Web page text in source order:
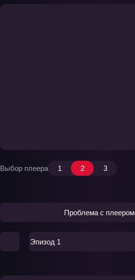
Выбор плеера 1 2 3
Проблема с плеером
Эпизод 1